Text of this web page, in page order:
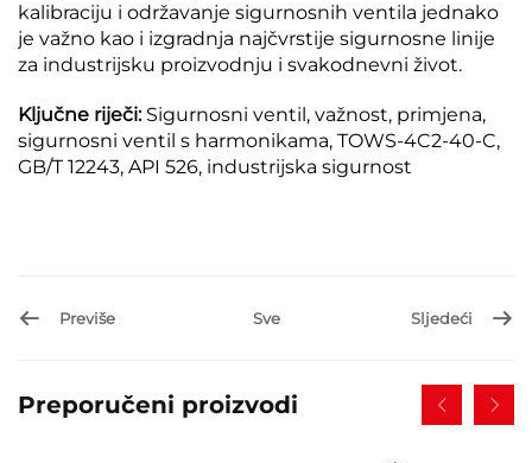
kalibraciju i održavanje sigurnosnih ventila jednako
je važno kao i izgradnja najčvrstije sigurnosne linije
za industrijsku proizvodnju i svakodnevni život.
Ključne riječi: Sigurnosni ventil, važnost, primjena,
sigurnosni ventil s harmonikama, TOWS-4C2-40-C,
GB/T 12243, API 526, industrijska sigurnost
Previše Sve Sljedeći
Preporučeni proizvodi